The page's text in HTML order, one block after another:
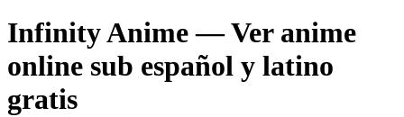
Infinity Anime — Ver anime
online sub español y latino
gratis